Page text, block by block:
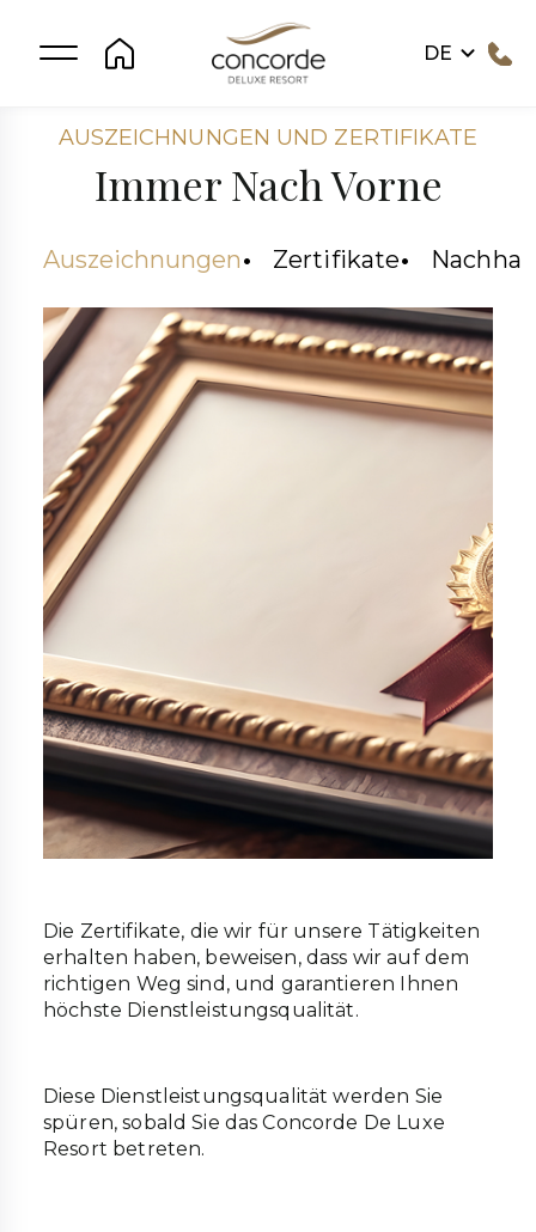
DE
AUSZEICHNUNGEN UND ZERTIFIKATE
Immer Nach Vorne
Auszeichnungen Zertifikate
Die Zertifikate, die wir für unsere Tätigkeiten
erhalten haben, beweisen, dass wir auf dem
richtigen Weg sind, und garantieren Ihnen
höchste Dienstleistungsqualität.
Diese Dienstleistungsqualität werden Sie
spüren, sobald Sie das Concorde De Luxe
Resort betreten.